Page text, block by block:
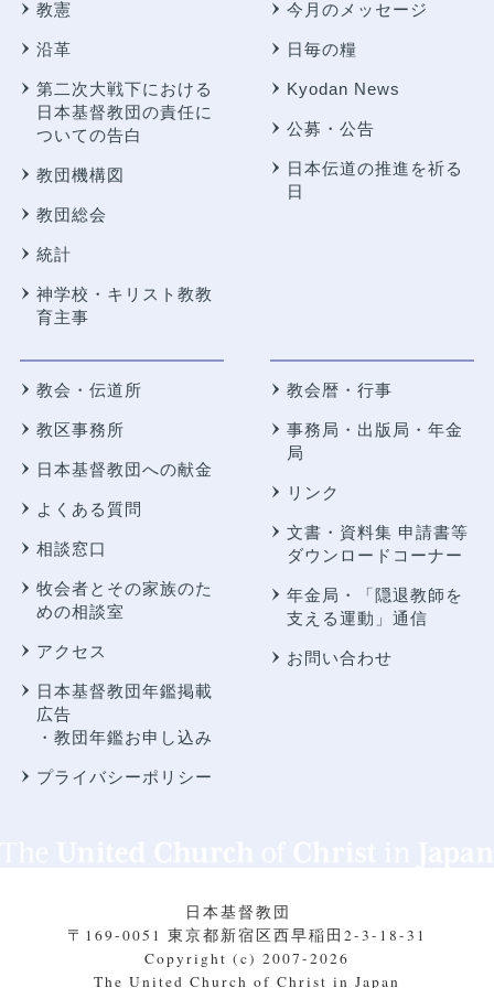
教憲
沿革
第二次大戦下における
日本基督教団の責任に
ついての告白
教団機構図
教団総会
統計
神学校・キリスト教教
育主事
今月のメッセージ
日毎の糧
Kyodan News
公募・公告
日本伝道の推進を祈る
日
教会・伝道所
教区事務所
日本基督教団への献金
よくある質問
相談窓口
牧会者とその家族のた
めの相談室
アクセス
日本基督教団年鑑掲載
広告
・教団年鑑お申し込み
プライバシーポリシー
教会暦・行事
事務局・出版局・年金
局
リンク
文書・資料集 申請書等
ダウンロードコーナー
年金局・
「隠退教師を
支える運動」通信
お問い合わせ
日本基督教団
〒169-0051 東京都新宿区西早稲田2-3-18-31
Copyright (c) 2007-2026
The United Church of Christ in Japan